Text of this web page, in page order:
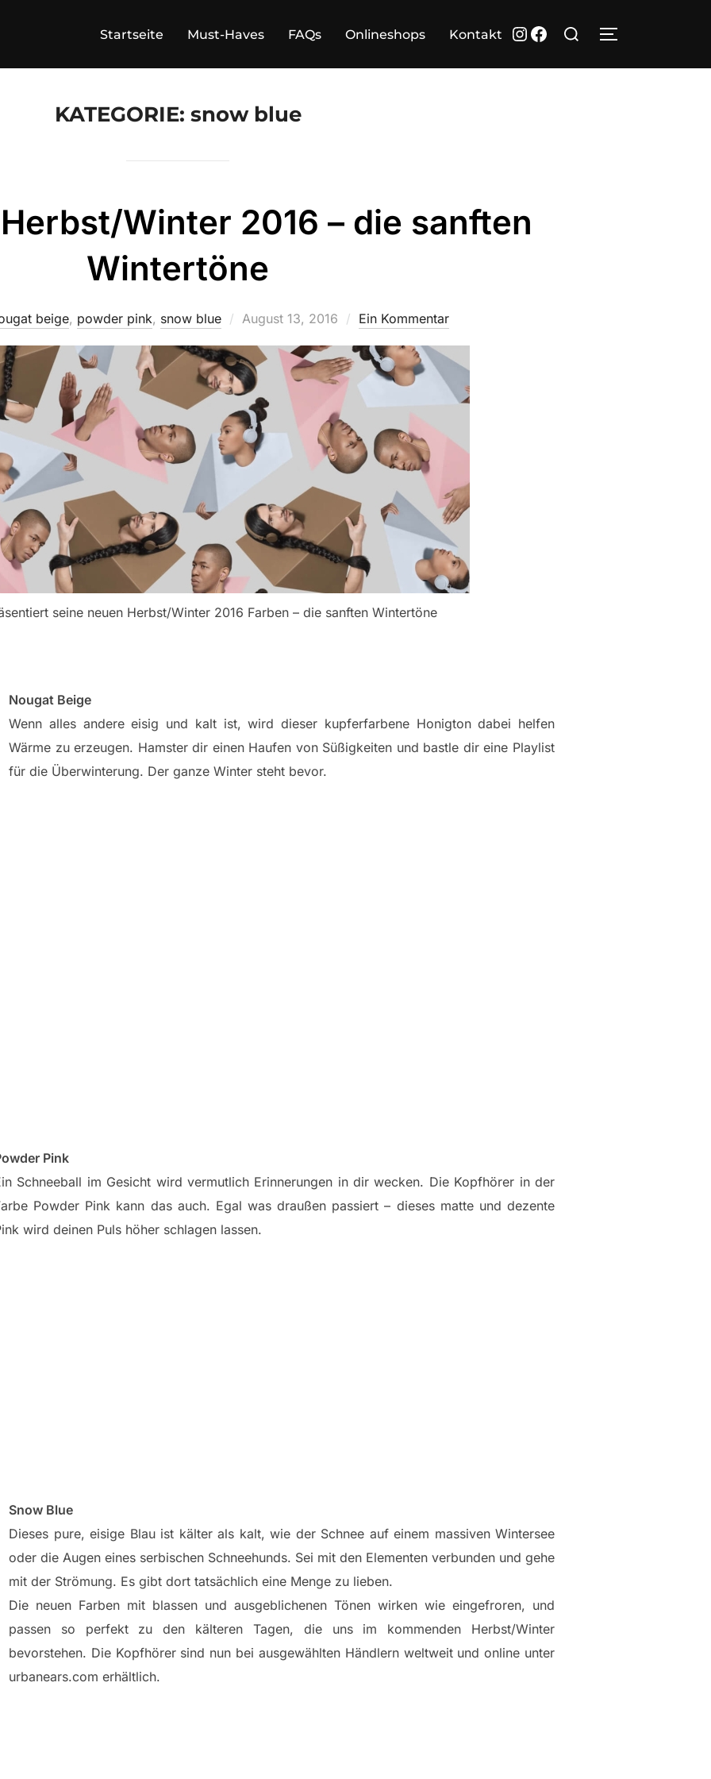
Startseite Must-Haves FAQs Onlineshops Kontakt Instagram
Facebook
Suchen
KATEGORIE: snow blue
Winter 2016 – die sanften
Wintertöne
beige, powder pink, snow blue
Veröffentlicht
August 13, 2016 Ein Kommentar
seine neuen Herbst/Winter 2016 Farben – die sanften Wintertöne
Nougat Beige
Wenn alles andere eisig und kalt ist, wird dieser kupferfarbene Honigton dabei helfen
Wärme zu erzeugen. Hamster dir einen Haufen von Süßigkeiten und bastle dir eine Playlist
für die Überwinterung. Der ganze Winter steht bevor.
Pink
Schneeball im Gesicht wird vermutlich Erinnerungen in dir wecken. Die Kopfhörer in der
Powder Pink kann das auch. Egal was draußen passiert – dieses matte und dezente
wird deinen Puls höher schlagen lassen.
Snow Blue
Dieses pure, eisige Blau ist kälter als kalt, wie der Schnee auf einem massiven Wintersee
oder die Augen eines serbischen Schneehunds. Sei mit den Elementen verbunden und gehe
mit der Strömung. Es gibt dort tatsächlich eine Menge zu lieben.
Die neuen Farben mit blassen und ausgeblichenen Tönen wirken wie eingefroren, und
passen so perfekt zu den kälteren Tagen, die uns im kommenden Herbst/Winter
bevorstehen. Die Kopfhörer sind nun bei ausgewählten Händlern weltweit und online unter
urbanears.com erhältlich.